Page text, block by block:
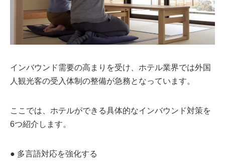
インバウンド需要の高まりを受け、ホテル業界では外国
人観光客の受入体制の整備が急務となっています。
ここでは、ホテルができる具体的なインバウンド対策を
6つ紹介します。
● 多言語対応を強化する